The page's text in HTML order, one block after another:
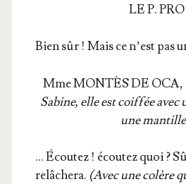
LE P. PRO
Bien sûr ! Mais ce n’est pas
Mme MONTÈS DE OCA,
Sabine, elle est coif­fée avec
une
… Écou­tez ! écou­tez quoi ?
relâ­che­ra. (Avec une colère